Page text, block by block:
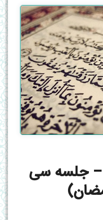
– جلسه سی